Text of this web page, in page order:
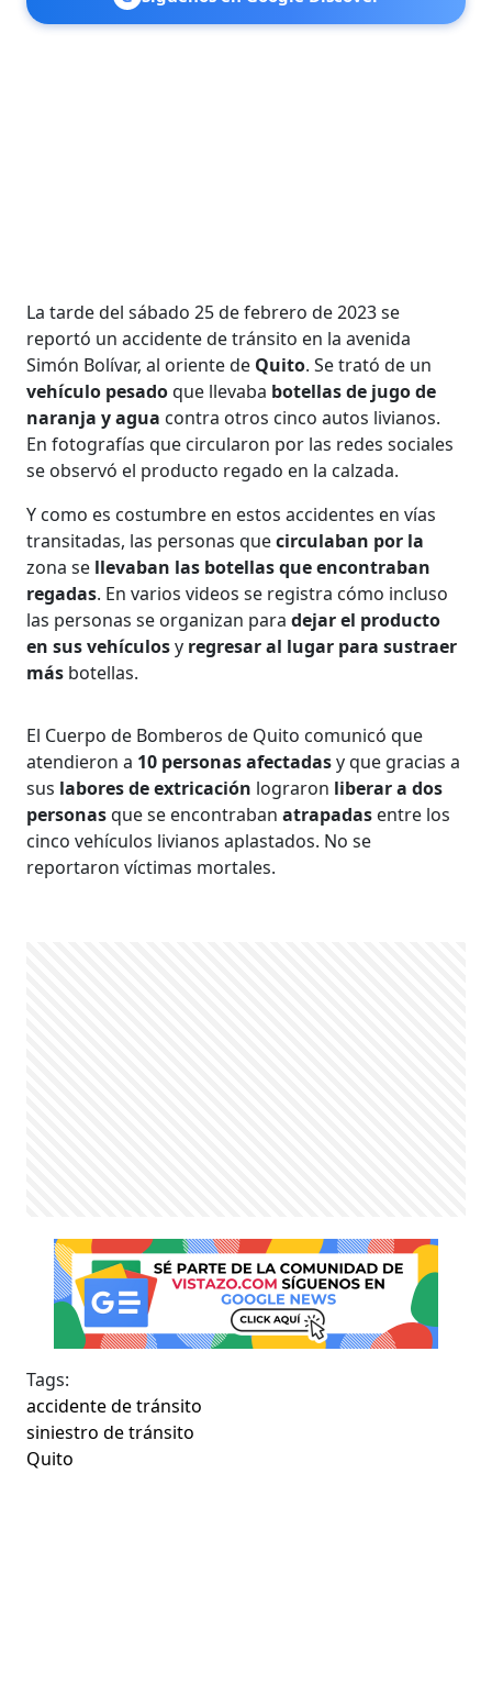
La tarde del sábado 25 de febrero de 2023 se
reportó un accidente de tránsito en la avenida
Simón Bolívar, al oriente de Quito. Se trató de un
vehículo pesadoque llevaba botellas de jugo de
naranja y agua contra otros cinco autos livianos.
En fotografías que circularon por las redes sociales
se observó el producto regado en la calzada.
Y como es costumbre en estos accidentes en vías
transitadas, las personas quecirculaban por la
zona se llevaban las botellas que encontraban
regadas. En varios videos se registra cómo incluso
las personas se organizan paradejar el producto
en sus vehículosy regresar al lugar para sustraer
más botellas.
El Cuerpo de Bomberos de Quito comunicó que
atendieron a 10 personas afectadasy que gracias a
sus labores de extricación lograron liberar a dos
personasque se encontrabanatrapadas entre los
cinco vehículos livianos aplastados. No se
reportaron víctimas mortales.
Tags:
accidente de tránsito
siniestro de tránsito
Quito